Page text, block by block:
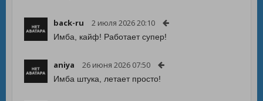
back-ru 2 июля 2026 20:10
Имба, кайф! Работает супер!
aniya 26 июня 2026 07:50
Имба штука, летает просто!